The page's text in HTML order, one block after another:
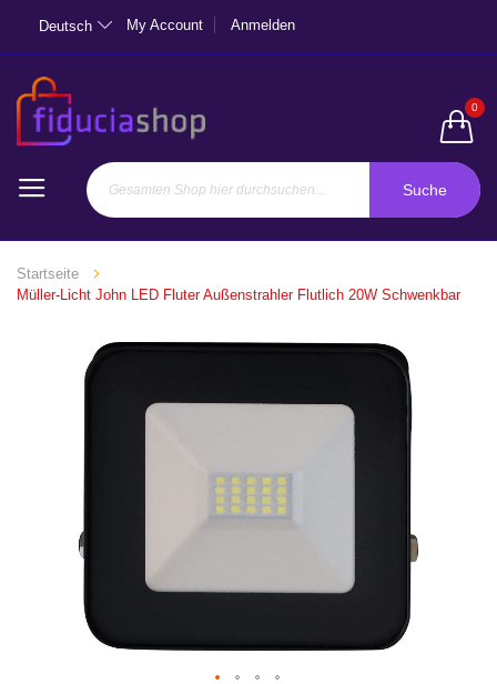
Deutsch My Account Anmelden
0
Suche
Startseite
Müller-Licht John LED Fluter Außenstrahler Flutlich 20W Schwenkbar